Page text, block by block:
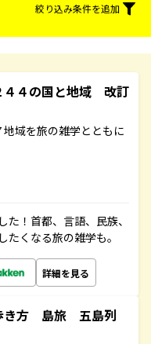
絞り込み条件を追加
４の国と地域 改訂
地域を旅の雑学とともに
！首都、言語、民族、
くなる旅の雑学も。
詳細を見る
き方 島旅 五島列